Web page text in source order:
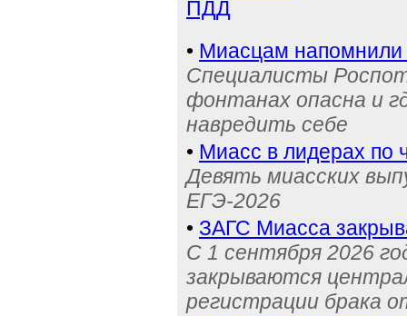
ПДД
• Миасцам напомнили
Специалисты
фонтанах опасна и
навредить себе
• Миасс в лидерах по
Девять миасских
ЕГЭ-2026
• ЗАГС Миасса
С 1 сентября 2026
закрываются
регистрации брака